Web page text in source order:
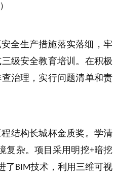
全生产措施落实落细，牢
级安全教育培训。在积极
治理，实行问题清单和责
结构长城杯金质奖。学清
复杂。项目采用明挖+暗挖
了BIM技术，利用三维可视